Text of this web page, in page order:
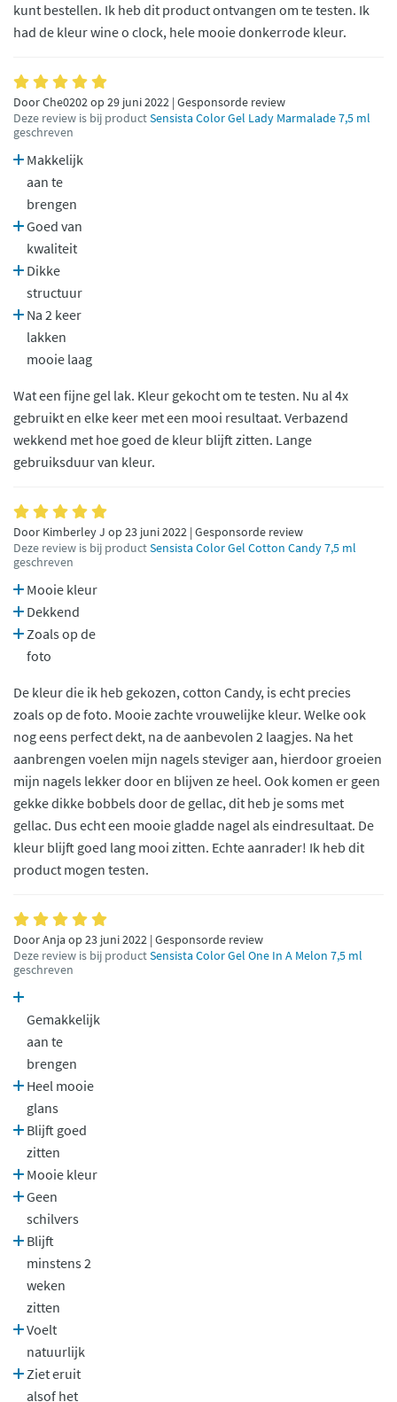
kunt bestellen. Ik heb dit product ontvangen om te testen. Ik
had de kleur wine o clock, hele mooie donkerrode kleur.
Door Che0202 op 29 juni 2022 | Gesponsorde review
Deze review is bij productSensista Color Gel Lady Marmalade 7,5 ml
geschreven
Makkelijk
aan te
brengen
Goed van
kwaliteit
Dikke
structuur
Na 2 keer
lakken
mooie laag
Wat een fijne gel lak. Kleur gekocht om te testen. Nu al 4x
gebruikt en elke keer met een mooi resultaat. Verbazend
wekkend met hoe goed de kleur blijft zitten. Lange
gebruiksduur van kleur.
Door Kimberley J op 23 juni 2022 | Gesponsorde review
Deze review is bij productSensista Color Gel Cotton Candy 7,5 ml
geschreven
Mooie kleur
Dekkend
Zoals op de
foto
De kleur die ik heb gekozen, cotton Candy, is echt precies
zoals op de foto. Mooie zachte vrouwelijke kleur. Welke ook
nog eens perfect dekt, na de aanbevolen 2 laagjes. Na het
aanbrengen voelen mijn nagels steviger aan, hierdoor groeien
mijn nagels lekker door en blijven ze heel. Ook komen er geen
gekke dikke bobbels door de gellac, dit heb je soms met
gellac. Dus echt een mooie gladde nagel als eindresultaat. De
kleur blijft goed lang mooi zitten. Echte aanrader! Ik heb dit
product mogen testen.
Door Anja op 23 juni 2022 | Gesponsorde review
Deze review is bij productSensista Color Gel One In A Melon 7,5 ml
geschreven
Gemakkelijk
aan te
brengen
Heel mooie
glans
Blijft goed
zitten
Mooie kleur
Geen
schilvers
Blijft
minstens 2
weken
zitten
Voelt
natuurlijk
Ziet eruit
alsof het